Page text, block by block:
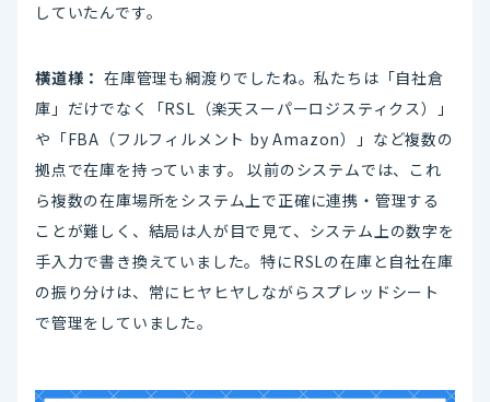
していたんです。
横道様： 在庫管理も綱渡りでしたね。私たちは「自社倉
庫」だけでなく「RSL（楽天スーパーロジスティクス）」
や「FBA（フルフィルメント by Amazon）」など複数の
拠点で在庫を持っています。 以前のシステムでは、これ
ら複数の在庫場所をシステム上で正確に連携・管理する
ことが難しく、結局は人が目で見て、システム上の数字を
手入力で書き換えていました。特にRSLの在庫と自社在庫
の振り分けは、常にヒヤヒヤしながらスプレッドシート
で管理をしていました。